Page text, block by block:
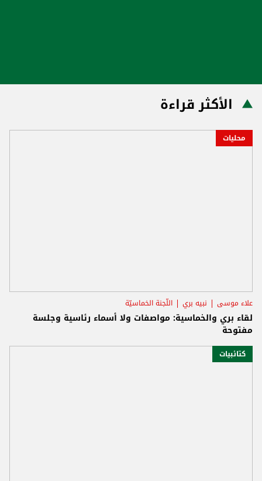
الأكثر قراءة
محليات
علاء موسى نبيه بري اللّجنة الخماسيّة
لقاء بري والخماسية: مواصفات ولا أسماء رئاسية وجلسة
مفتوحة
كتائبيات